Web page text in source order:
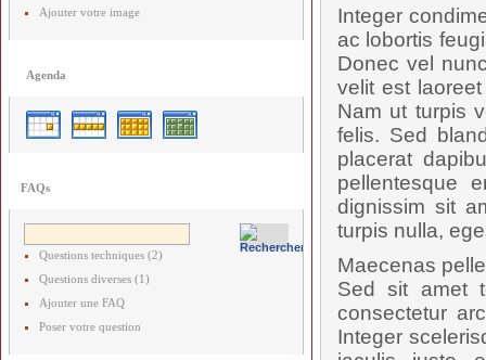
Ajouter votre image
Agenda
FAQs
Questions techniques (2)
Questions diverses (1)
Ajouter une FAQ
Poser votre question
Integer
ac lobortis
Donec vel
velit est
Nam ut turpis
felis. Sed
placerat
pellentesque
dignissim sit
turpis nulla,
Maecenas
Sed sit amet
consectetur
Integer